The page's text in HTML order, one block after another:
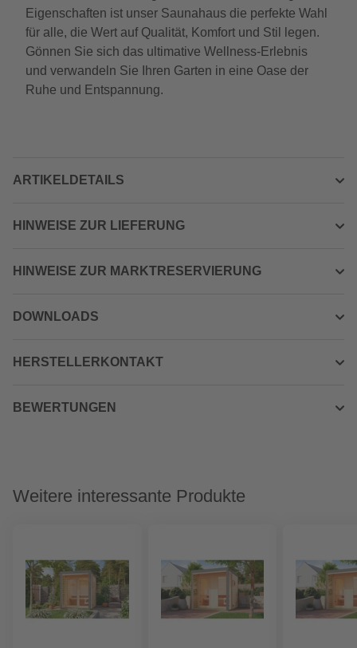
Eigenschaften ist unser Saunahaus die perfekte Wahl
für alle, die Wert auf Qualität, Komfort und Stil legen.
Gönnen Sie sich das ultimative Wellness-Erlebnis
und verwandeln Sie Ihren Garten in eine Oase der
Ruhe und Entspannung.
ARTIKELDETAILS
HINWEISE ZUR LIEFERUNG
HINWEISE ZUR MARKTRESERVIERUNG
DOWNLOADS
HERSTELLERKONTAKT
BEWERTUNGEN
Weitere interessante Produkte